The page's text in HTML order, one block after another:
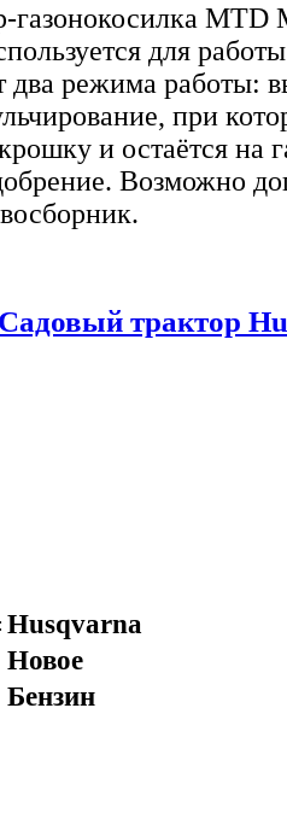
газонокосилка MTD
для
режима работы:
при
и остаётся на
Возможно
Садовый трактор
Husqvarna
Новое
Бензин